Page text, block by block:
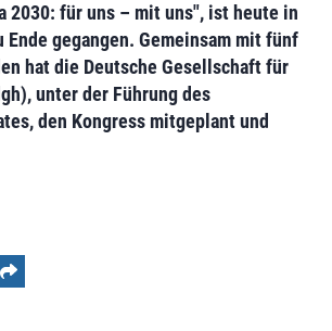
2030: für uns – mit uns", ist heute in
Ende gegangen. Gemeinsam mit fünf
hat die Deutsche Gesellschaft für
unter der Führung des
den Kongress mitgeplant und